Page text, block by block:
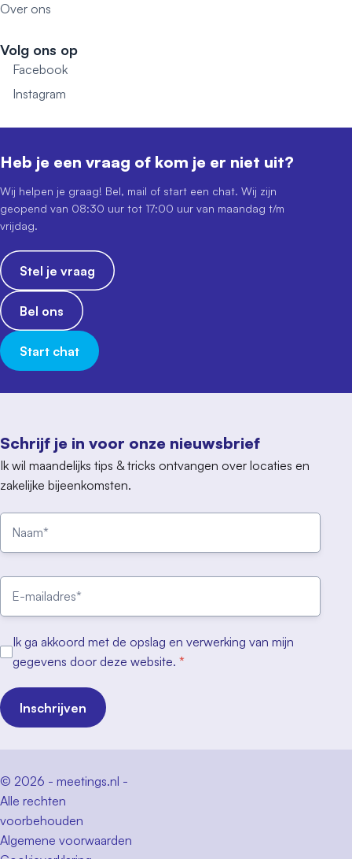
Over ons
Volg ons op
Facebook
Instagram
Schrijf je in voor onze nieuwsbrief
Ik wil maandelijks tips & tricks ontvangen over locaties en
zakelijke bijeenkomsten.
Ik ga akkoord met de opslag en verwerking van mijn
gegevens door deze website. *
Inschrijven
Heb je een vraag of kom je er niet uit?
Wij helpen je graag! Bel, mail of start een chat. Wij zijn
geopend van 08:30 uur tot 17:00 uur van maandag t/m
vrijdag.
Stel je vraag
Bel ons
Start chat
© 2026 - meetings.nl -
Alle rechten
voorbehouden
Algemene voorwaarden